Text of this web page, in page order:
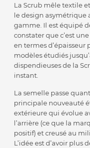
La Scrub mêle textile
le design asymétrique
gamme. Il est équipé
constater que c’est
en termes d’épaisseur
modèles étudiés
dispendieuses de la
instant.
La semelle passe
principale nouveauté
extérieure qui évolue
l’arrière (ce que la
positif) et creusé au
L’idée est d’avoir